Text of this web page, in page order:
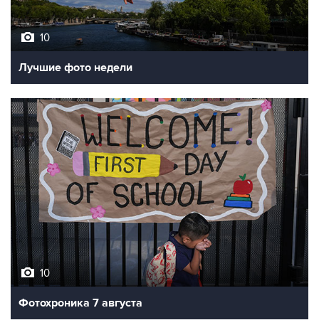
10
Лучшие фото недели
10
Фотохроника 7 августа